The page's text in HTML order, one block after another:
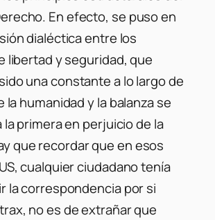
En efecto, se puso en
dialéctica entre los
libertad y seguridad, que
una constante a lo largo de
la humanidad y la balanza se
la primera en perjuicio de la
que recordar que en esos
cualquier ciudadano tenía
la correspondencia por si
no es de extrañar que